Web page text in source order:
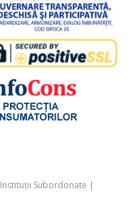
Instituții Subordonate |